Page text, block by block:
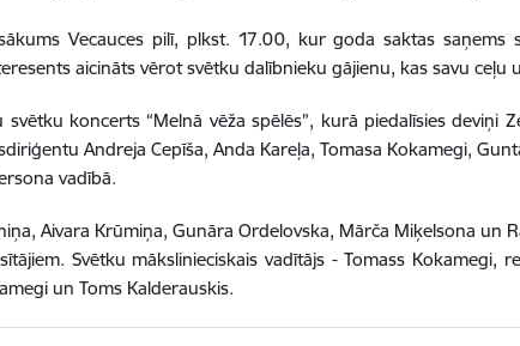
Vecauces pilī, plkst. 17.00, kur goda saktas saņems
aicināts vērot svētku dalībnieku gājienu, kas savu ceļu
koncerts “Melnā vēža spēlēs”, kurā piedalīsies deviņi
Andreja Cepīša, Anda Kareļa, Tomasa Kokamegi,
vadībā.
Aivara Krūmiņa, Gunāra Ordelovska, Mārča Miķelsona un
Svētku mākslinieciskais vadītājs - Tomass Kokamegi,
un Toms Kalderauskis.